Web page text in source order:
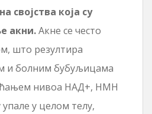
својства која су
акни.Акне се често
што резултира
и болним бубуљицама
нивоа НАД+, НМН
у целом телу,